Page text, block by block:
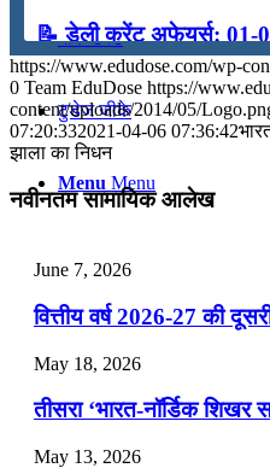
मॉक टेस्ट
टुडेज जीके
Menu Menu
📝 डेली करेंट अफेयर्स: 01-
July 31, 2026
📝 डेली करेंट अफेयर्स: 28-
July 28, 2026
July 25, 2026
📝 डेली करेंट अफेयर्स: 22-
July 22, 2026
📝 डेली करेंट अफेयर्स: 19-
July 19, 2026
https://www.edudose.com/wp-
0 Team EduDose https://
content/uploads/2014/05/
07:20:332021-04-06 07:36:42
झाला का निधन
नवीनतम सामायिक आलेख
June 7, 2026
वित्तीय वर्ष 2026-27 की
May 18, 2026
तीसरा ‘भारत-नॉर्डिक
May 13, 2026